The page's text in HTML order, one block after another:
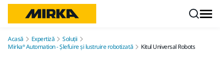
Acasă Expertiză
Soluții
Mirka® Automation - Șlefuire și lustruire robotizată
Kitul Universal Robots